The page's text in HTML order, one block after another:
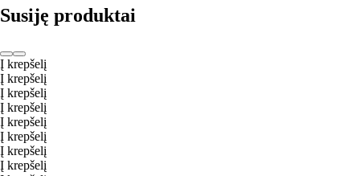
Susiję produktai
Į krepšelį
Į krepšelį
Į krepšelį
Į krepšelį
Į krepšelį
Į krepšelį
Į krepšelį
Į krepšelį